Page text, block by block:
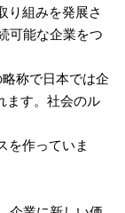
り組みを発展さ
可能な企業をつ
称で日本では企
ます。社会のル
を作っていま